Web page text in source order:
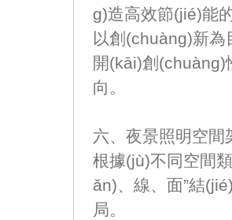
g)造高效節(jié)能
以創(chuàng)新為
開(kāi)創(chuàng)
向。
六、夜景照明空
根據(jù)不同空間類
ǎn)、線、面”結
局。